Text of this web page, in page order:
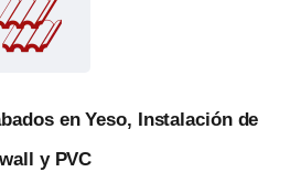
en Yeso, Instalación de
y PVC